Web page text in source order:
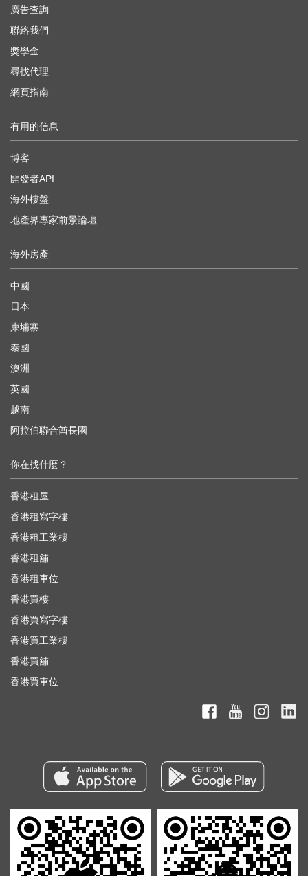
廣告查詢
聯絡我們
獎學金
尋找代理
網頁指南
有用的信息
博客
開發者API
海外樓盤
地產界專家前景論壇
海外房產
中國
日本
柬埔寨
泰國
澳洲
英國
越南
阿拉伯聯合酋長國
你在找什麼？
香港租屋
香港租寫字樓
香港租工業樓
香港租舖
香港租車位
香港買樓
香港買寫字樓
香港買工業樓
香港買舖
香港買車位